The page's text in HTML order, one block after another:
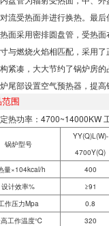
流受热面并进行换热。最
面采用密排圆盘管，受热面
与燃烧火焰相匹配，采用了
紧凑，大大节约了锅炉房的
尾部设置空气预热器，提高
围
热功率：4700~14000KW
锅炉型号
YY(Q)L(W)-
4700Y(Q)
量×104kcal/h
400
设计效率%
≥91
作压力Mpa
0.8
工作温度℃
320